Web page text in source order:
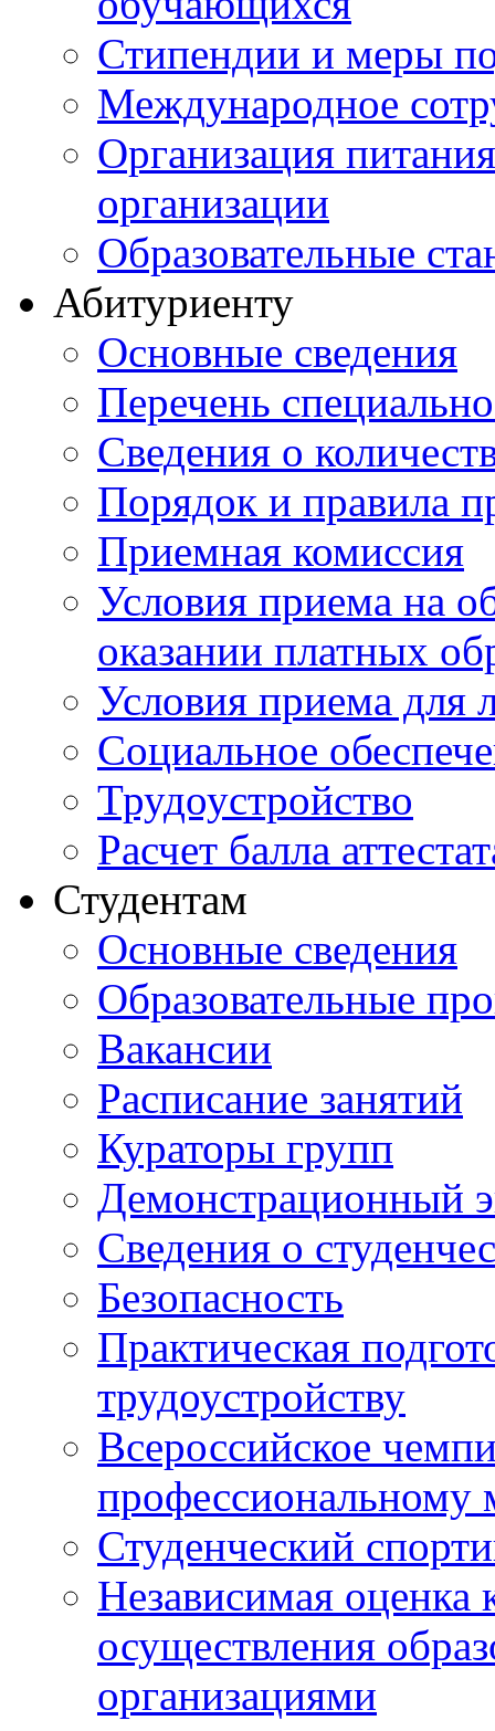
Стипендии и меры
Международное
Организация
организации
Образовательные
Абитуриенту
Основные сведения
Перечень
Cведения о
Порядок и правила
Приемная комиссия
Условия приема на
оказании платных
Условия приема для
Социальное
Трудоустройство
Расчет балла
Студентам
Основные сведения
Образовательные
Вакансии
Расписание занятий
Кураторы групп
Демонстрационный
Сведения о
Безопасность
Практическая
трудоустройству
Всероссийское
профессиональному
Студенческий
Независимая оценка
осуществления
организациями